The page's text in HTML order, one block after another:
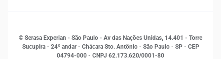
Inovação e Tecnologia
Leis e impostos
© Serasa Experian - São Paulo - Av das Nações Unidas, 14.401 - Torre
Sucupira - 24º andar - Chácara Sto. Antônio - São Paulo - SP - CEP
04794-000 - CNPJ 62.173.620/0001-80